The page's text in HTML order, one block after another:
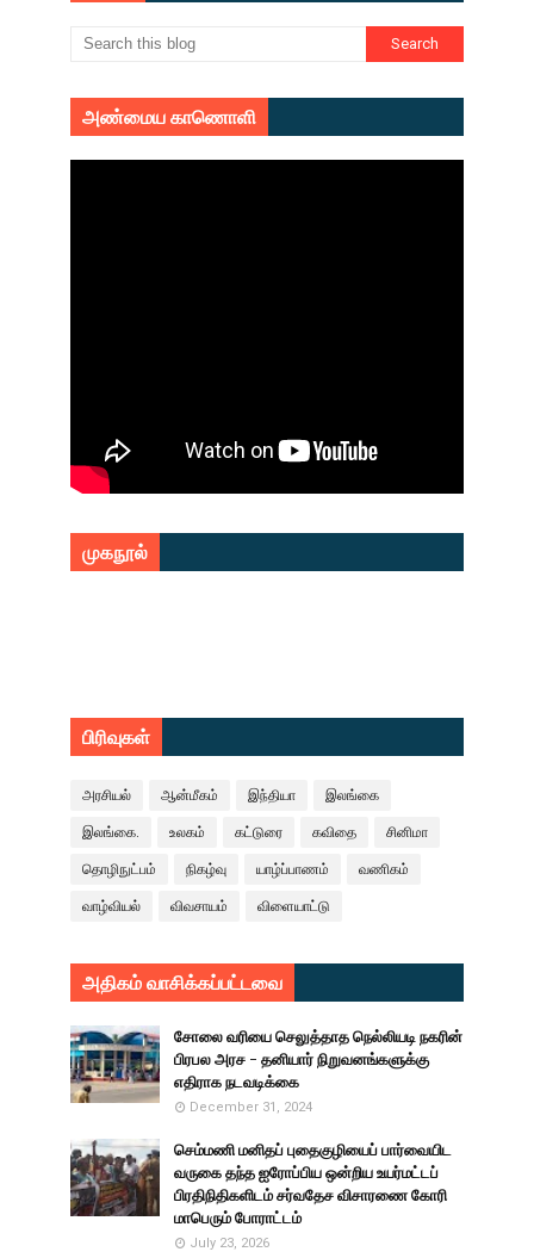
அண்மைய காணொளி
முகநூல்
பிரிவுகள்
அரசியல் ஆன்மீகம் இந்தியா இலங்கை
இலங்கை. உலகம் கட்டுரை கவிதை சினிமா
தொழிநுட்பம் நிகழ்வு யாழ்ப்பாணம் வணிகம்
வாழ்வியல் விவசாயம் விளையாட்டு
அதிகம் வாசிக்கப்பட்டவை
சோலை வரியை செலுத்தாத நெல்லியடி நகரின்
பிரபல அரச - தனியார் நிறுவனங்களுக்கு
எதிராக நடவடிக்கை
December 31, 2024
செம்மணி மனிதப் புதைகுழியைப் பார்வையிட
வருகை தந்த ஐரோப்பிய ஒன்றிய உயர்மட்டப்
பிரதிநிதிகளிடம் சர்வதேச விசாரணை கோரி
மாபெரும் போராட்டம்
July 23, 2026